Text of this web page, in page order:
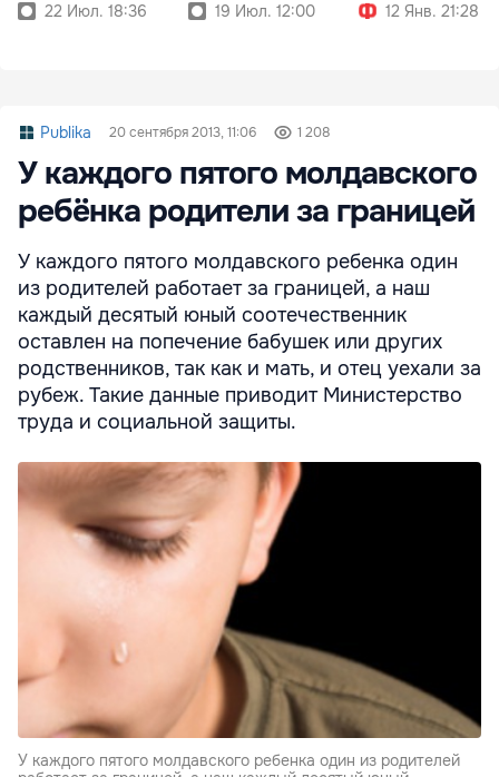
22 Июл. 18:36
19 Июл. 12:00
12 Янв. 21:28
Publika 20 сентября 2013, 11:06 1 208
У каждого пятого молдавского
ребёнка родители за границей
У каждого пятого молдавского ребенка один
из родителей работает за границей, а наш
каждый десятый юный соотечественник
оставлен на попечение бабушек или других
родственников, так как и мать, и отец уехали за
рубеж. Такие данные приводит Министерство
труда и социальной защиты.
У каждого пятого молдавского ребенка один из родителей